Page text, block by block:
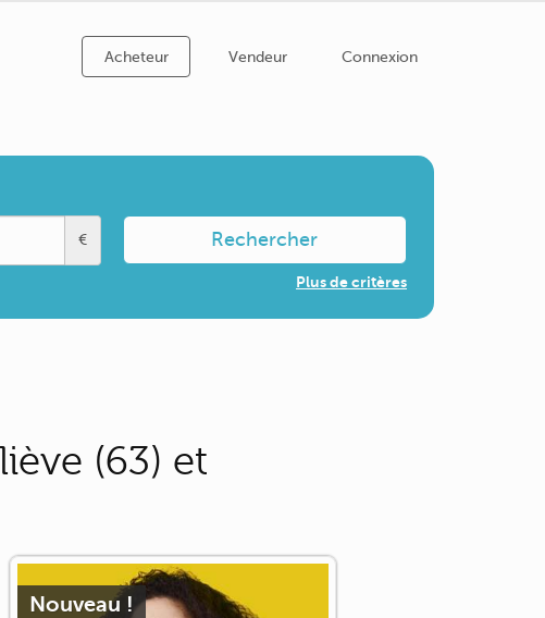
Acheteur Vendeur Connexion
€ Rechercher
Plus de critères
(63) et
Nouveau !